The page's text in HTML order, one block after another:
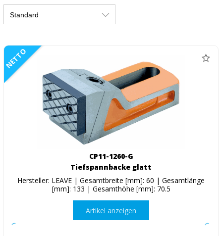
NETTO
CP11-1260-G
Tiefspannbacke glatt
Hersteller: LEAVE | Gesamtbreite [mm]: 60 | Gesamtlänge
[mm]: 133 | Gesamthöhe [mm]: 70.5
Artikel anzeigen